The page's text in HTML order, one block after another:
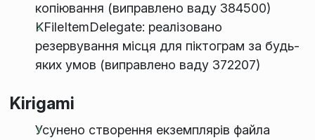
копіювання (виправлено ваду 384500)
KFileItemDelegate: реалізовано
резервування місця для піктограм за будь-
яких умов (виправлено ваду 372207)
Kirigami
Усунено створення екземплярів файла